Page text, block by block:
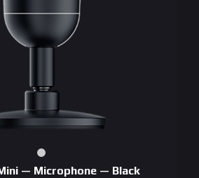
Mini — Microphone — Black